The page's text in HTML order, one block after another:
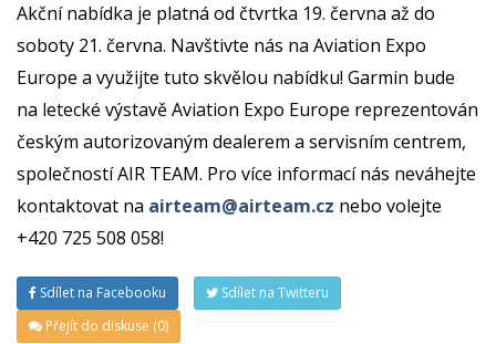
Akční nabídka je platná od čtvrtka 19. června až do
soboty 21. června. Navštivte nás na Aviation Expo
Europe a využijte tuto skvělou nabídku! Garmin bude
na letecké výstavě Aviation Expo Europe reprezentován
českým autorizovaným dealerem a servisním centrem,
společností AIR TEAM. Pro více informací nás neváhejte
kontaktovat na airteam@airteam.cz nebo volejte
+420 725 508 058!
Sdílet na Facebooku
Sdílet na Twitteru
Přejít do diskuse (0)